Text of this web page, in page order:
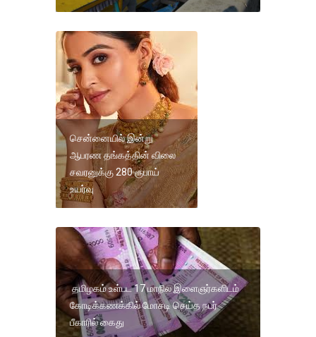
சென்னையில் இன்று
ஆபரண தங்கத்தின் விலை
சவரனுக்கு 280 ரூபாய்
உயர்வு
தமிழகம் உள்பட 17 மாநில இளைஞர்களிடம்
கோடிக்கணக்கில் மோசடி செய்த நபர்
பீகாரில் கைது